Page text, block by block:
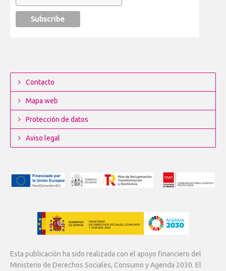
Contacto
Mapa web
Protección de datos
Aviso legal
Esta publicación ha sido realizada con el apoyo financiero del
Ministerio de Derechos Sociales, Consumo y Agenda 2030. El